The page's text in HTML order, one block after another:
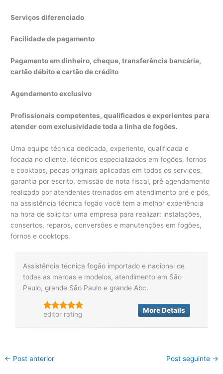
Serviços diferenciado
Facilidade de pagamento
Pagamento em dinheiro, cheque, transferência bancária,
cartão débito e cartão de crédito
Agendamento exclusivo
Profissionais competentes, qualificados e experientes para
atender com exclusividade toda a linha de fogões.
Uma equipe técnica dedicada, experiente, qualificada e
focada no cliente, técnicos especializados em fogões, fornos
e cooktops, peças originais aplicadas em todos os serviços,
garantia por escrito, emissão de nota fiscal, pré agendamento
realizado por atendentes treinados em atendimento pré e pós,
na assistência técnica fogão você tem a melhor experiência
na hora de solicitar uma empresa para realizar: instalações,
consertos, reparos, conversões e manutenções em fogões,
fornos e cooktops.
Assistência técnica fogão importado e nacional de
todas as marcas e modelos, atendimento em São
Paulo, grande São Paulo e grande Abc.
editor rating More Details
← Post anterior Post seguinte →